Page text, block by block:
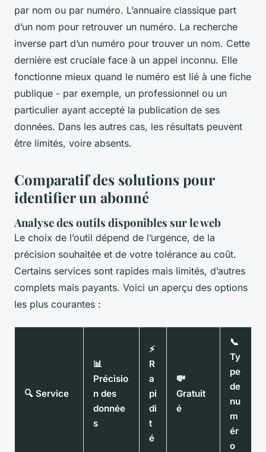
par nom ou par numéro. L’annuaire classique part
d’un nom pour retrouver un numéro. La recherche
inverse part d’un numéro pour trouver un nom. Cette
dernière est cruciale face à un appel inconnu. Elle
fonctionne mieux quand le numéro est lié à une fiche
publique - par exemple, un professionnel ou un
particulier ayant accepté la publication de ses
données. Dans les autres cas, les résultats peuvent
être limités, voire absents.
Comparatif des solutions pour
identifier un abonné
Analyse des outils disponibles sur le web
Le choix de l’outil dépend de l’urgence, de la
précision souhaitée et de votre tolérance au coût.
Certains services sont rapides mais limités, d’autres
complets mais payants. Voici un aperçu des options
les plus courantes :
🔍 Service
📊
Précisio
n des
donnée
s
⚡
R
a
pi
di
t
é
💸
Gratuit
é
📞
Ty
pe
de
nu
m
ér
o